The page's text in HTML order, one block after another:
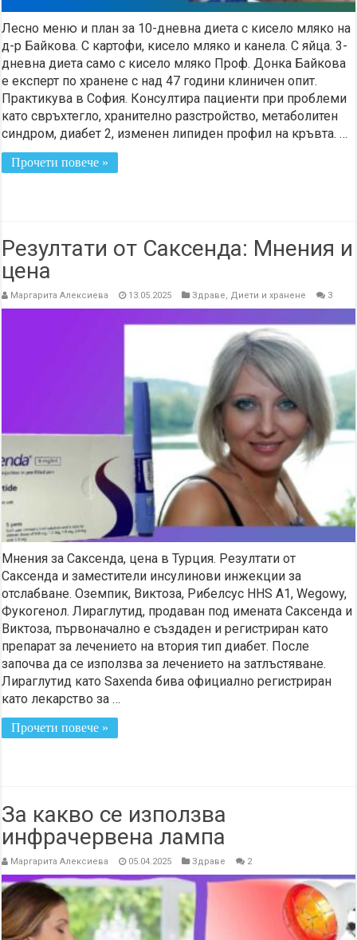
Лесно меню и план за 10-дневна диета с кисело мляко на
д-р Байкова. С картофи, кисело мляко и канела. С яйца. 3-
дневна диета само с кисело мляко Проф. Донка Байкова
е експерт по хранене с над 47 години клиничен опит.
Практикува в София. Консултира пациенти при проблеми
като свръхтегло, хранително разстройство, метаболитен
синдром, диабет 2, изменен липиден профил на кръвта. …
Прочети повече »
Резултати от Саксенда: Мнения и
цена
Маргарита Алексиева 13.05.2025 Здраве, Диети и хранене 3
Мнения за Саксенда, цена в Турция. Резултати от
Саксенда и заместители инсулинови инжекции за
отслабване. Оземпик, Виктоза, Рибелсус HHS A1, Wegowy,
Фукогенол. Лираглутид, продаван под имената Саксенда и
Виктоза, първоначално е създаден и регистриран като
препарат за лечението на втория тип диабет. После
започва да се използва за лечението на затлъстяване.
Лираглутид като Saxenda бива официално регистриран
като лекарство за …
Прочети повече »
За какво се използва
инфрачервена лампа
Маргарита Алексиева 05.04.2025 Здраве 2